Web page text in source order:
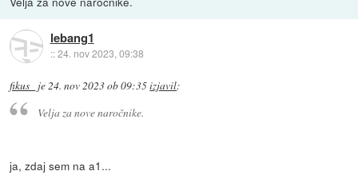
lebang1
::24. nov 2023, 09:38
fikus_ je24. nov 2023 ob 09:35izjavil:
Velja za nove naročnike.
ja, zdaj sem na a1...